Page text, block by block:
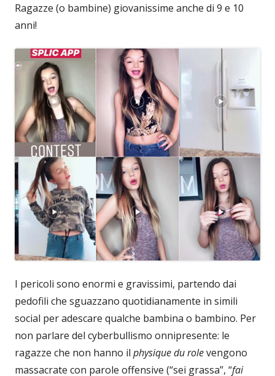
Ragazze (o bambine) giovanissime anche di 9 e 10
anni!
I pericoli sono enormi e gravissimi, partendo dai
pedofili che sguazzano quotidianamente in simili
social per adescare qualche bambina o bambino. Per
non parlare del cyberbullismo onnipresente: le
ragazze che non hanno il physique du rolevengono
massacrate con parole offensive (“sei grassa”, “fai